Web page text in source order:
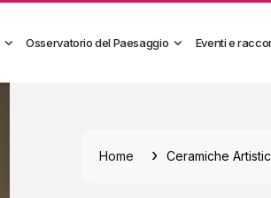
Osservatorio del Paesaggio Eventi e
Home Ceramiche